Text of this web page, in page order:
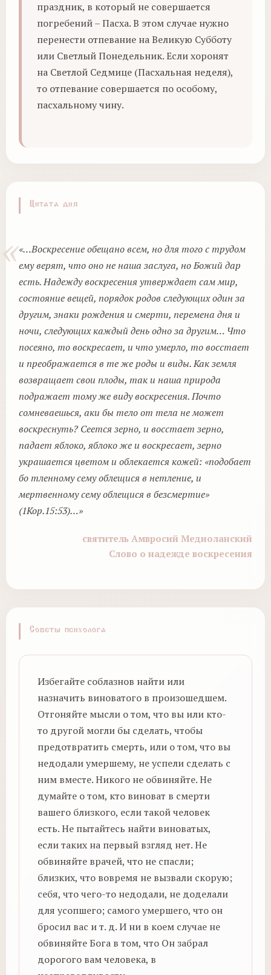
праздник, в который не совершается
погребений – Пасха. В этом случае нужно
перенести отпевание на Великую Субботу
или Светлый Понедельник. Если хоронят
на Светлой Седмице (Пасхальная неделя),
то отпевание совершается по особому,
пасхальному чину.
Цитата дня
«…Воскресение обещано всем, но для того с трудом
ему верят, что оно не наша заслуга, но Божий дар
есть. Надежду воскресения утверждает сам мир,
состояние вещей, порядок родов следующих один за
другим, знаки рождения и смерти, перемена дня и
ночи, следующих каждый день одно за другим… Что
посеяно, то воскресает, и что умерло, то восстает
и преображается в те же роды и виды. Как земля
возвращает свои плоды, так и наша природа
подражает тому же виду воскресения. Почто
сомневаешься, аки бы тело от тела не может
воскреснуть? Сеется зерно, и восстает зерно,
падает яблоко, яблоко же и воскресает, зерно
украшается цветом и облекается кожей: «подобает
бо тленному сему облещися в нетление, и
мертвенному сему облещися в безсмертие»
(1Кор.15:53)…»
святитель Амвросий Медиоланский
Слово о надежде воскресения
Советы психолога
Избегайте соблазнов найти или
назначить виноватого в произошедшем.
Отгоняйте мысли о том, что вы или кто-
то другой могли бы сделать, чтобы
предотвратить смерть, или о том, что вы
недодали умершему, не успели сделать с
ним вместе. Никого не обвиняйте. Не
думайте о том, кто виноват в смерти
вашего близкого, если такой человек
есть. Не пытайтесь найти виноватых,
если таких на первый взгляд нет. Не
обвиняйте врачей, что не спасли;
близких, что вовремя не вызвали скорую;
себя, что чего-то недодали, не доделали
для усопшего; самого умершего, что он
бросил вас и т. д. И ни в коем случае не
обвиняйте Бога в том, что Он забрал
дорогого вам человека, в